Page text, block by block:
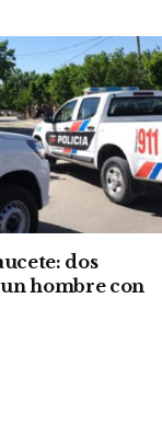
dos
hombre con